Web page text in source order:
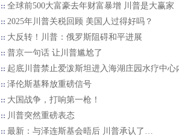
全球前500大富豪去年财富暴增 川普是大赢家
2025年川普关税回顾 美国人过得好吗？
大反转！川普：俄罗斯阻碍和平进展
普京一句话 让川普尴尬了
起底川普禁止爱泼斯坦进入海湖庄园水疗中心
泽伦斯基释放重磅信号
大国战争，打响第一枪！
川普突然重磅表态
最新：与泽连斯基会晤后 川普承认了…